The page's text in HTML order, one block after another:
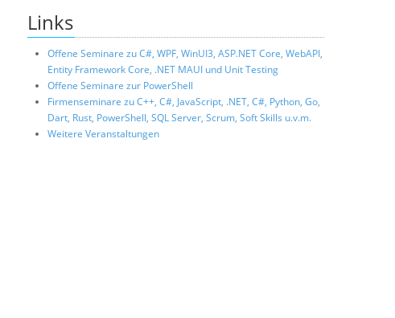
Links
Offene Seminare zu C#, WPF, WinUI3, ASP.NET Core, WebAPI,
Entity Framework Core, .NET MAUI und Unit Testing
Offene Seminare zur PowerShell
Firmenseminare zu C++, C#, JavaScript, .NET, C#, Python, Go,
Dart, Rust, PowerShell, SQL Server, Scrum, Soft Skills u.v.m.
Weitere Veranstaltungen